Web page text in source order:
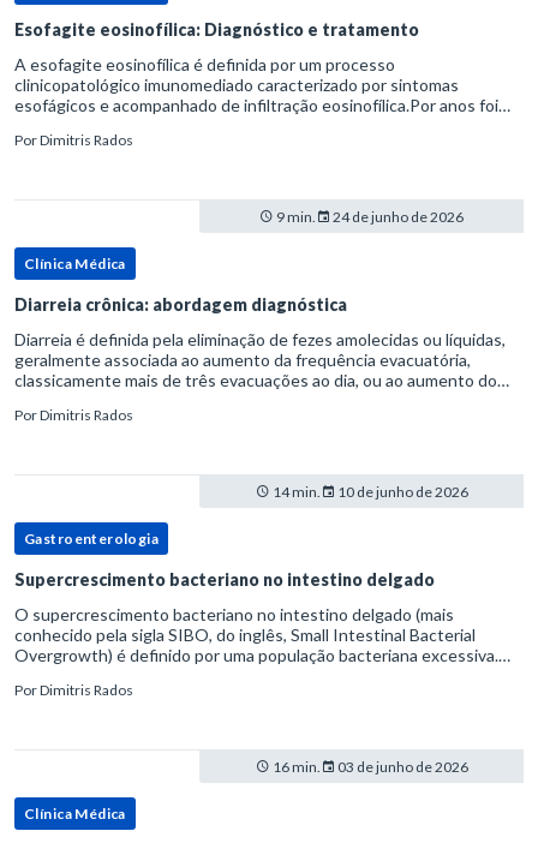
Esofagite eosinofílica: Diagnóstico e tratamento
A esofagite eosinofílica é definida por um processo
clinicopatológico imunomediado caracterizado por sintomas
esofágicos e acompanhado de infiltração eosinofílica.Por anos foi
refluxo gastr
PorDimitris Rados
9 min. 24 de junho de 2026
Clínica Médica
Diarreia crônica: abordagem diagnóstica
Diarreia é definida pela eliminação de fezes amolecidas ou líquidas,
geralmente associada ao aumento da frequência evacuatória,
classicamente mais de três evacuações ao dia, ou ao aumento do
PorDimitris Rados
14 min. 10 de junho de 2026
Gastroenterologia
Supercrescimento bacteriano no intestino delgado
O supercrescimento bacteriano no intestino delgado (mais
conhecido pela sigla SIBO, do inglês, Small Intestinal Bacterial
Overgrowth) é definido por uma população bacteriana excessiva.
PorDimitris Rados
16 min. 03 de junho de 2026
Clínica Médica